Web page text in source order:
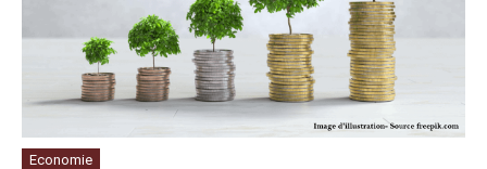
Economie